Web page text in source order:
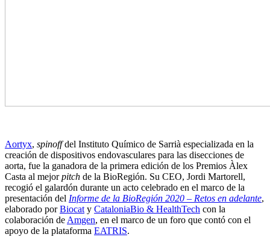
Aortyx, spinoffdel Instituto Químico de Sarrià especializada en la
creación de dispositivos endovasculares para las disecciones de
aorta, fue la ganadora de la primera edición de los Premios Àlex
Casta al mejorpitch de la BioRegión. Su CEO, Jordi Martorell,
recogió el galardón durante un acto celebrado en el marco de la
presentación del Informe de la BioRegión 2020 – Retos en adelante,
elaborado porBiocaty CataloniaBio & HealthTech con la
colaboración deAmgen, en el marco de un foro que contó con el
apoyo de la plataforma EATRIS.